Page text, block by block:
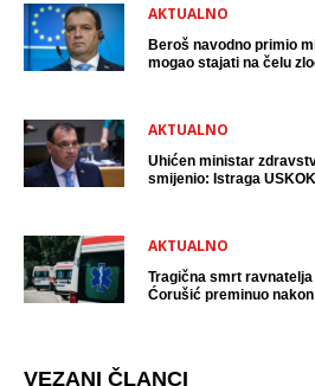
AKTUALNO
Beroš navodno primio
mogao stajati na čelu
AKTUALNO
Uhićen ministar
smijenio: Istraga
AKTUALNO
Tragična smrt
Ćorušić preminuo
VEZANI ČLANCI